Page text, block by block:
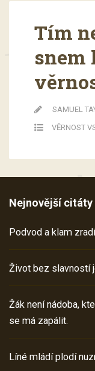
Tím
snem
SAMUEL
VĚRNOST
Nejnovější citáty
Podvod a klam
Život bez slavností
Žák není nádoba,
se má zapálit.
Líné mládí plodí